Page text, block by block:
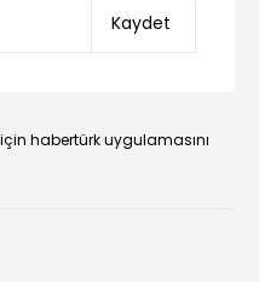
Kaydet
habertürk uygulamasını